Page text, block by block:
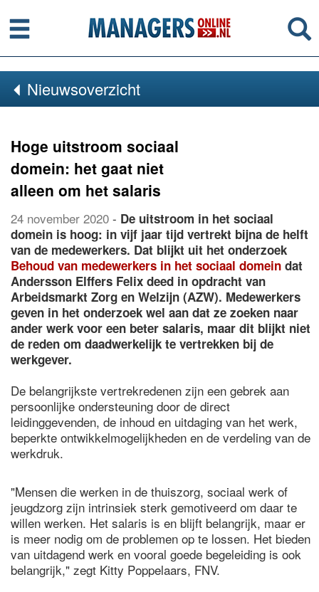
Menu
Nieuwsoverzicht
Hoge uitstroom sociaal
domein: het gaat niet
alleen om het salaris
24 november 2020 - De uitstroom in het sociaal
domein is hoog: in vijf jaar tijd vertrekt bijna de helft
van de medewerkers. Dat blijkt uit het onderzoek
Behoud van medewerkers in het sociaal domein dat
Andersson Elffers Felix deed in opdracht van
Arbeidsmarkt Zorg en Welzijn (AZW). Medewerkers
geven in het onderzoek wel aan dat ze zoeken naar
ander werk voor een beter salaris, maar dit blijkt niet
de reden om daadwerkelijk te vertrekken bij de
werkgever.
De belangrijkste vertrekredenen zijn een gebrek aan
persoonlijke ondersteuning door de direct
leidinggevenden, de inhoud en uitdaging van het werk,
beperkte ontwikkelmogelijkheden en de verdeling van de
werkdruk.
"Mensen die werken in de thuiszorg, sociaal werk of
jeugdzorg zijn intrinsiek sterk gemotiveerd om daar te
willen werken. Het salaris is en blijft belangrijk, maar er
is meer nodig om de problemen op te lossen. Het bieden
van uitdagend werk en vooral goede begeleiding is ook
belangrijk," zegt Kitty Poppelaars, FNV.